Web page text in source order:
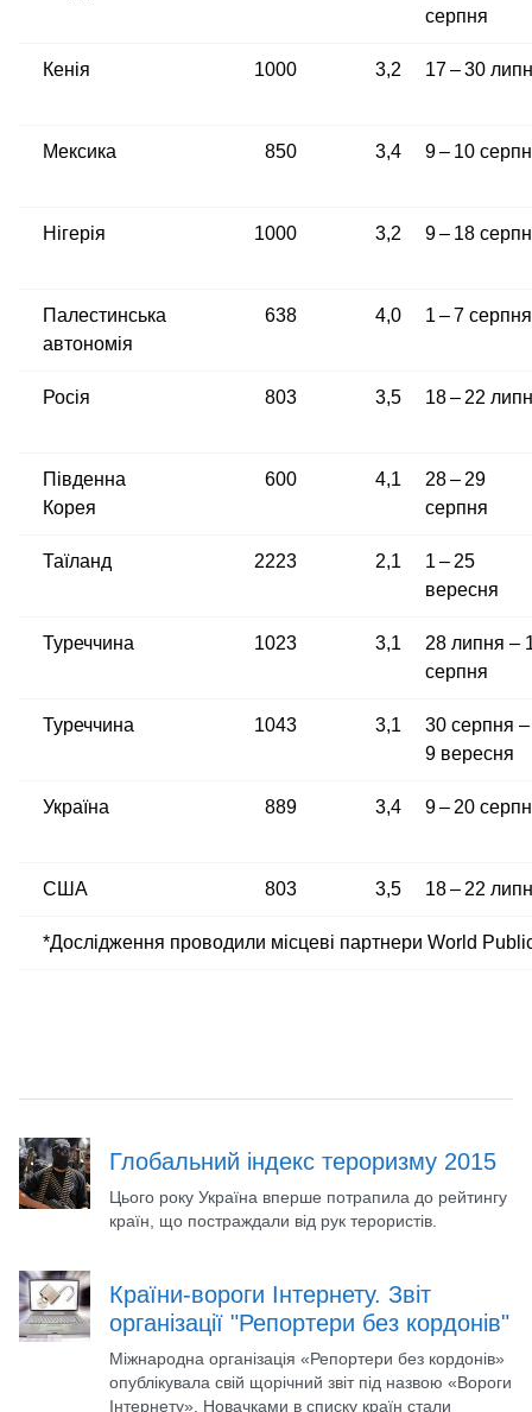
серпня
Кенія 1000 3,2 17 – 30
Мексика 850 3,4 9 – 10
Нігерія 1000 3,2 9 – 18
Палестинська
автономія
638 4,0 1 – 7 серпня
Росія 803 3,5 18 – 22
Південна
Корея
600 4,1
28 – 29
серпня
Таїланд 2223 2,1
1 – 25
вересня
Туреччина 1023 3,1
28 липня –
серпня
Туреччина 1043 3,1
30 серпня –
9 вересня
Україна 889 3,4 9 – 20
США 803 3,5 18 – 22
*Дослідження проводили місцеві партнери World
Глобальний індекс тероризму 2015
Цього року Україна вперше потрапила до рейтингу
країн, що постраждали від рук терористів.
Країни-вороги Інтернету. Звіт
організації "Репортери без кордонів"
Міжнародна організація «Репортери без кордонів»
опублікувала свій щорічний звіт під назвою «Вороги
Інтернету». Новачками в списку країн стали